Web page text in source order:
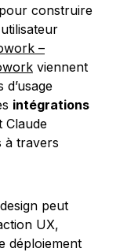
construire
–
viennent
intégrations
Claude
à travers
peut
UX,
déploiement